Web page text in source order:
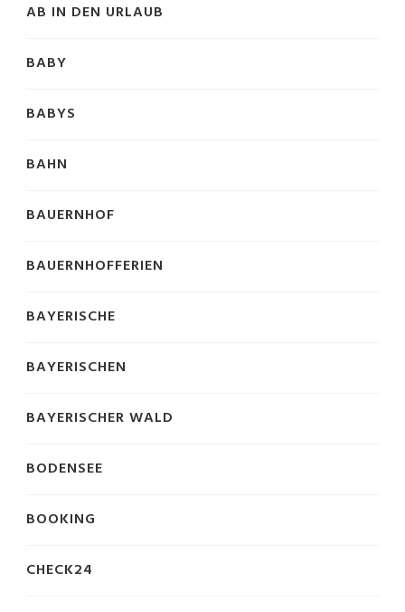
AB IN DEN URLAUB
BABY
BABYS
BAHN
BAUERNHOF
BAUERNHOFFERIEN
BAYERISCHE
BAYERISCHEN
BAYERISCHER WALD
BODENSEE
BOOKING
CHECK24